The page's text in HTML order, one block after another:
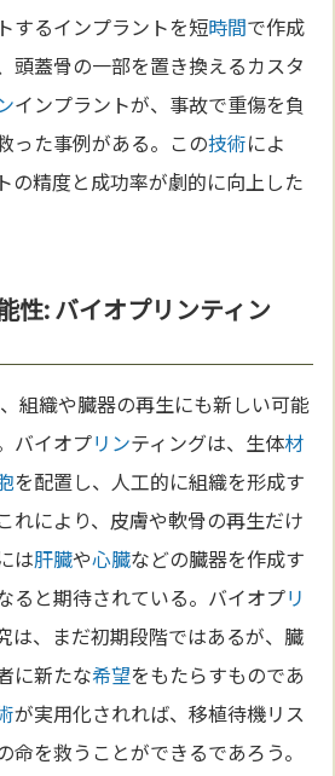
するインプラントを短時間で作成
頭蓋骨の一部を置き換えるカスタ
インプラントが、事故で重傷を負
った事例がある。この技術によ
の精度と成功率が劇的に向上した
性: バイオプリンティン
組織や臓器の再生にも新しい可能
バイオプリンティングは、生体材
を配置し、人工的に組織を形成す
れにより、皮膚や軟骨の再生だけ
は肝臓や心臓などの臓器を作成す
ると期待されている。バイオプリ
は、まだ初期段階ではあるが、臓
に新たな希望をもたらすものであ
が実用化されれば、移植待機リス
命を救うことができるであろう。